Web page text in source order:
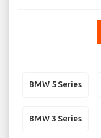
BMW 5 Series
BMW 3 Series